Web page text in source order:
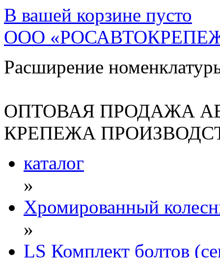
В вашей корзине пусто
ООО
Расширение
ОПТОВАЯ ПРОДАЖА
КРЕПЕЖА
каталог
»
Хромированный
»
LS Комплект болтов